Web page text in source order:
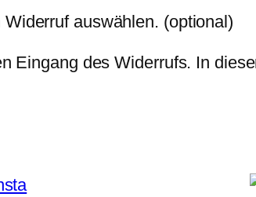
auswählen. (optional)
Eingang des Widerrufs. In